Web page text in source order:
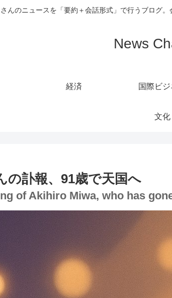
んのニュースを「要約＋会話形式」で行うブログ
News
経済 国際ビジ
文化
の訃報、91歳で天国へ
of Akihiro Miwa, who has